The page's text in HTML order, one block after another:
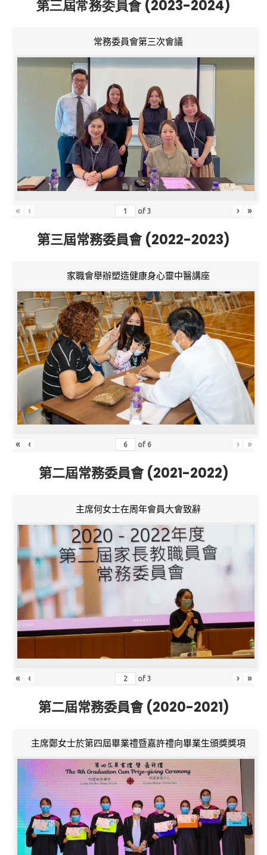
第三屆常務委員會 (2023-2024)
常務委員會第三次會議
« ‹ of3 › »
第三屆常務委員會 (2022-2023)
家職會舉辦塑造健康身心靈中醫講座
« ‹ of 6 › »
第二屆常務委員會 (2021-2022)
主席何女士在周年會員大會致辭
« ‹ of3 › »
第二屆常務委員會 (2020-2021)
主席鄭女士於第四屆畢業禮暨嘉許禮向畢業生頒獎獎項